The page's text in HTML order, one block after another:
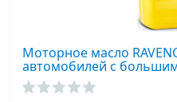
Моторное масло
автомобилей с